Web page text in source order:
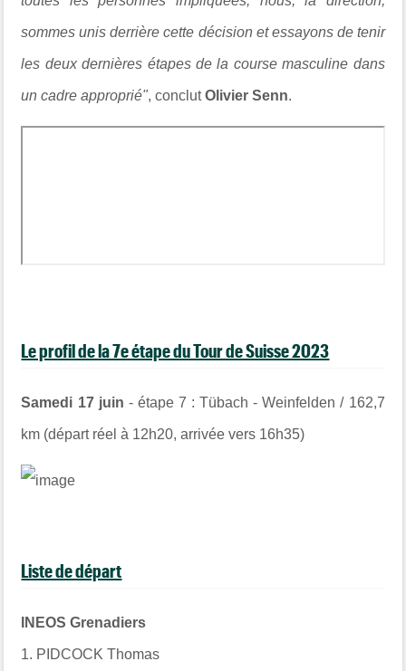
sommes unis derrière cette décision et essayons de tenir
les deux dernières étapes de la course masculine dans
un cadre approprié", conclutOlivier Senn.
Le profil de la 7e étape du Tour de Suisse 2023
Samedi 17 juin - étape 7 : Tübach - Weinfelden / 162,7
km (départ réel à 12h20, arrivée vers 16h35)
Liste de départ
INEOS Grenadiers
1. PIDCOCK Thomas